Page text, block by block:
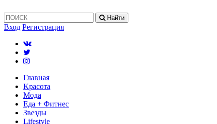
Найти
Вход Регистрация
Главная
Kрасота
Мода
Еда + Фитнес
Звезды
Lifestyle